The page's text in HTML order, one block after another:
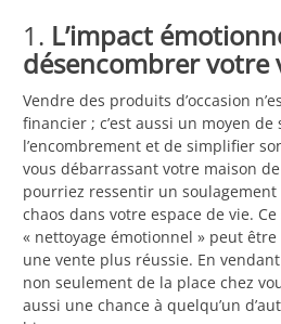
1. L’impact
désencombrer votre
Vendre des produits d’occasion
financier ; c’est aussi un moyen
l’encombrement et de simplifier
vous débarrassant votre maison
pourriez ressentir un
chaos dans votre espace de vie.
« nettoyage émotionnel » peut
une vente plus réussie. En
non seulement de la place chez
aussi une chance à quelqu’un